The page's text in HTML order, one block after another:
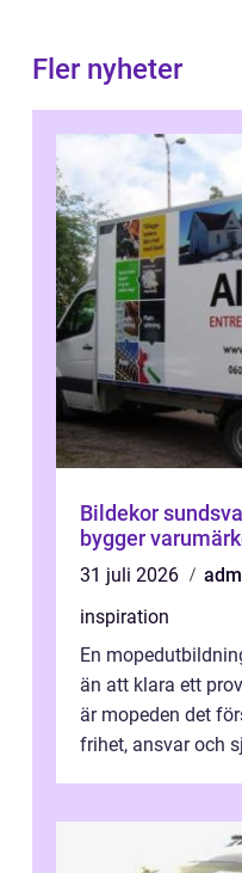
Fler nyheter
Bildekor sundsvall rörlig reklam
bygger
31 juli 2026
inspiration
En
än att klara ett
är mopeden det
frihet, ansvar och